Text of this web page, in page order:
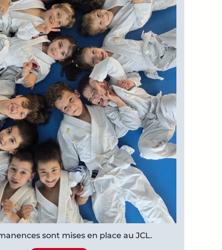
sont mises en place au JCL.